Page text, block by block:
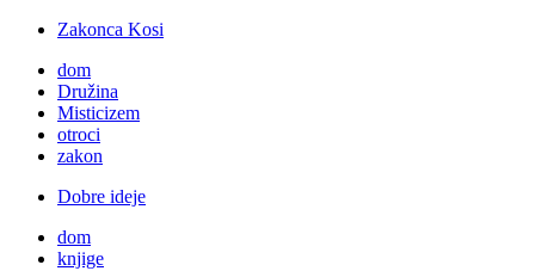
Zakonca Kosi
dom
Družina
Misticizem
otroci
zakon
Dobre ideje
dom
knjige